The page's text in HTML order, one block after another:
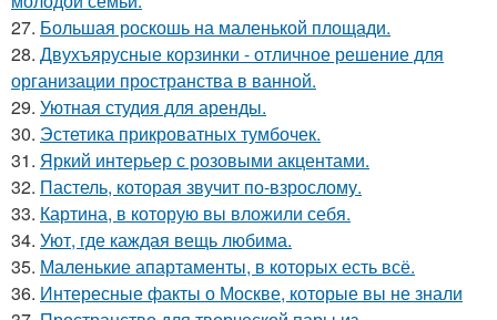
27. Большая роскошь на маленькой площади.
28. Двухъярусные корзинки - отличное решение для
организации пространства в ванной.
29. Уютная студия для аренды.
30. Эстетика прикроватных тумбочек.
31. Яркий интерьер с розовыми акцентами.
32. Пастель, которая звучит по-взрослому.
33. Картина, в которую вы вложили себя.
34. Уют, где каждая вещь любима.
35. Маленькие апартаменты, в которых есть всё.
36. Интересные факты о Москве, которые вы не знали